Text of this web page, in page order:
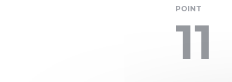
POINT
11